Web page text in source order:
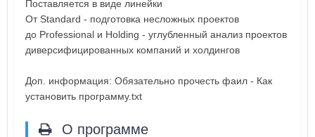
Поставляется в виде линейки
От Standard - подготовка несложных проектов
до Professional и Holding - углубленный анализ проектов
диверсифицированных компаний и холдингов
Доп. информация: Обязательно прочесть фаил - Как
установить программу.txt
О программе